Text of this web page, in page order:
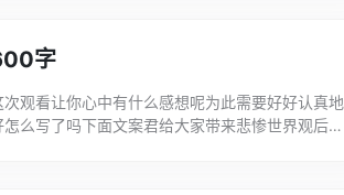
字
观看让你心中有什么感想呢为此需要好好认真地
么写了吗下面文案君给大家带来悲惨世界观后感